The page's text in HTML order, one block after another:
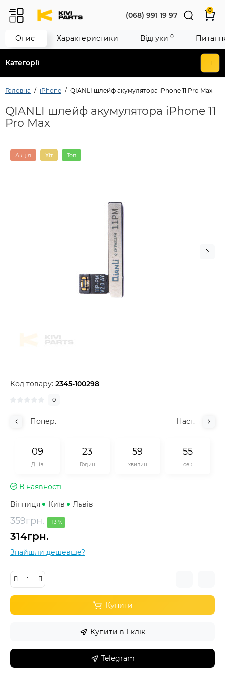
Категорії
(068) 991 19 97
0
Головна iPhone QIANLI шлейф акумулятора iPhone 11 Pro Max
QIANLI шлейф акумулятора iPhone 11
Pro Max
Акція Хіт Топ
Код товару: 2345-100298
0
Попер. Наст.
09
Днів
23
Годин
59
хвилин
55
сек
В наявності
Вінниця
Київ Львів
359грн. -13 %
314грн.
Знайшли дешевше?
Купити
Купити в 1 клік
Telegram
Опис Характеристики Відгуки 0